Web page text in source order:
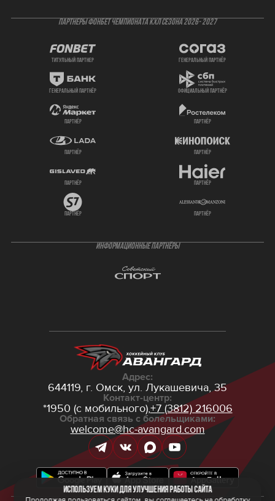
ПАРТНЕРЫ ФОНБЕТ ЧЕМПИОНАТА КХЛ СЕЗОНА 2026- 2027
титульный партнер генеральный партнёр
генеральный партнёр официальный партнёр
партнёр партнёр
партнёр партнёр
партнёр партнёр
партнёр партнёр
ИНФОРМАЦИОННЫЕ ПАРТНЁРЫ
Адрес:
644119, г. Омск, ул. Лукашевича, 35
Контакт-центр:
*1950 (с мобильного),+7 (3812) 216006
Обратная связь с болельщиками:
welcome@hc-avangard.com
Используем куки для улучшения работы сайта